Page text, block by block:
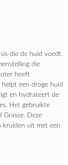
die de huid voedt,
die
heeft
helpt een droge huid
en hydrateert de
Het gebruikte
Deze
kruiden uit met een